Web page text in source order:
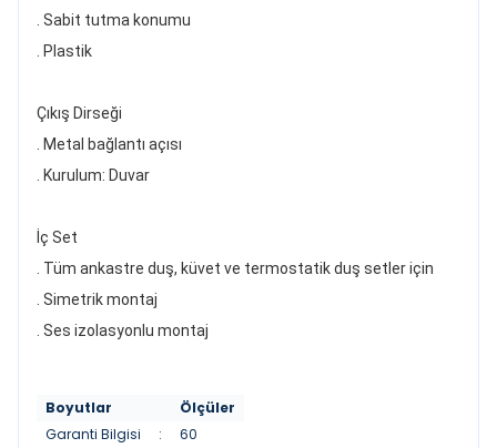
. Sabit tutma konumu
. Plastik
Çıkış Dirseği
. Metal bağlantı açısı
. Kurulum: Duvar
İç Set
. Tüm ankastre duş, küvet ve termostatik duş setler için
. Simetrik montaj
. Ses izolasyonlu montaj
Boyutlar
Ölçüler
Garanti Bilgisi
: 60